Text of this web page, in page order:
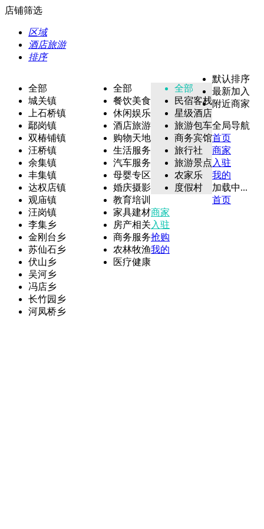
店铺筛选
区域
酒店旅游
排序
全部
城关镇
上石桥镇
鄢岗镇
双椿铺镇
汪桥镇
余集镇
丰集镇
达权店镇
观庙镇
汪岗镇
李集乡
金刚台乡
苏仙石乡
伏山乡
吴河乡
冯店乡
长竹园乡
河凤桥乡
全部
餐饮美食
休闲娱乐
酒店旅游
购物天地
生活服务
汽车服务
母婴专区
婚庆摄影
教育培训
家具建材
房产相关
商务服务
农林牧渔
医疗健康
全部
民宿客栈
星级酒店
旅游包车
商务宾馆
旅行社
旅游景点
农家乐
度假村
默认排序
最新加入
附近商家
全局导航
首页
商家
入驻
我的
加载中...
首页
商家
入驻
抢购
我的